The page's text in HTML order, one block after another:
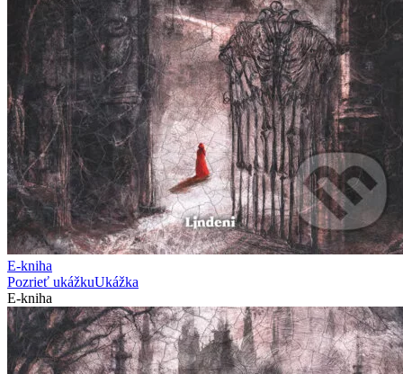
E-kniha
Pozrieť ukážkuUkážka
E-kniha